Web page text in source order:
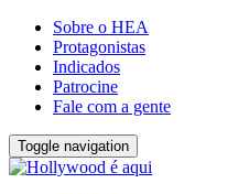
Sobre o HEA
Protagonistas
Indicados
Patrocine
Fale com a gente
Toggle navigation